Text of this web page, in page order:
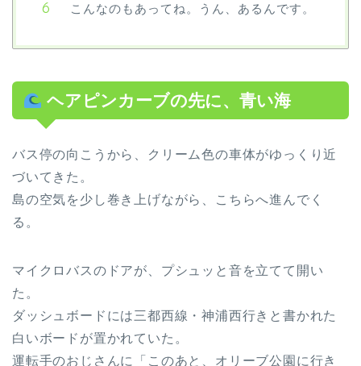
こんなのもあってね。うん、あるんです。
ヘアピンカーブの先に、青い海
バス停の向こうから、クリーム色の車体がゆっくり近
づいてきた。
島の空気を少し巻き上げながら、こちらへ進んでく
る。
マイクロバスのドアが、プシュッと音を立てて開い
た。
ダッシュボードには三都西線・神浦西行きと書かれた
白いボードが置かれていた。
運転手のおじさんに「このあと、オリーブ公園に行き